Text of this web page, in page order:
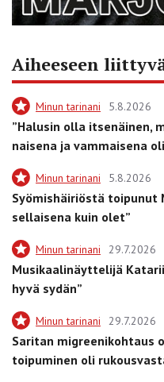
Aiheeseen
Minun tarinani 5.8.2026
”Halusin olla itsenäinen,
naisena ja vammaisena
Minun tarinani 5.8.2026
Syömishäiriöstä toipunut
sellaisena kuin olet”
Minun tarinani 29.7.2026
Musikaalinäyttelijä
hyvä sydän”
Minun tarinani 29.7.2026
Saritan migreenikohtaus
toipuminen oli